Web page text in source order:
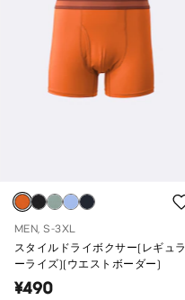
MEN, S-3XL
スタイルドライボクサー(レギュラ
ーライズ)(ウエストボーダー)
¥490